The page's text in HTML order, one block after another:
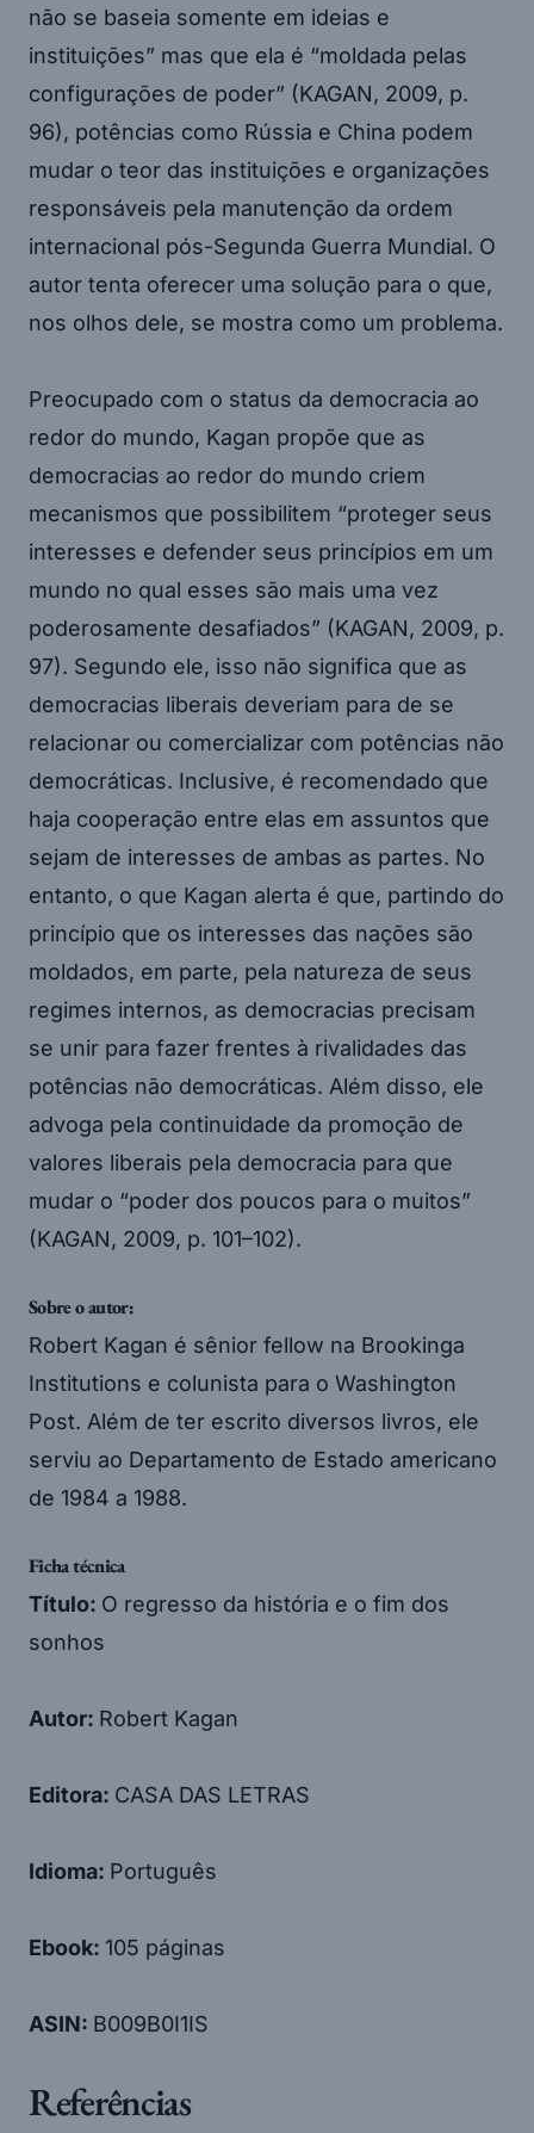
não se baseia somente em ideias e
instituições” mas que ela é “moldada pelas
configurações de poder” (KAGAN, 2009, p.
96), potências como Rússia e China podem
mudar o teor das instituições e organizações
responsáveis pela manutenção da ordem
internacional pós-Segunda Guerra Mundial. O
autor tenta oferecer uma solução para o que,
nos olhos dele, se mostra como um problema.
Preocupado com o status da democracia ao
redor do mundo, Kagan propõe que as
democracias ao redor do mundo criem
mecanismos que possibilitem “proteger seus
interesses e defender seus princípios em um
mundo no qual esses são mais uma vez
poderosamente desafiados” (KAGAN, 2009, p.
97). Segundo ele, isso não significa que as
democracias liberais deveriam para de se
relacionar ou comercializar com potências não
democráticas. Inclusive, é recomendado que
haja cooperação entre elas em assuntos que
sejam de interesses de ambas as partes. No
entanto, o que Kagan alerta é que, partindo do
princípio que os interesses das nações são
moldados, em parte, pela natureza de seus
regimes internos, as democracias precisam
se unir para fazer frentes à rivalidades das
potências não democráticas. Além disso, ele
advoga pela continuidade da promoção de
valores liberais pela democracia para que
mudar o “poder dos poucos para o muitos”
(KAGAN, 2009, p. 101–102).
Sobre o autor:
Robert Kagan é sênior fellow na Brookinga
Institutions e colunista para o Washington
Post. Além de ter escrito diversos livros, ele
serviu ao Departamento de Estado americano
de 1984 a 1988.
Ficha técnica
Título: O regresso da história e o fim dos
sonhos
Autor: Robert Kagan
Editora: CASA DAS LETRAS
Idioma: Português
Ebook: 105 páginas
ASIN: B009B0I1IS
Referências